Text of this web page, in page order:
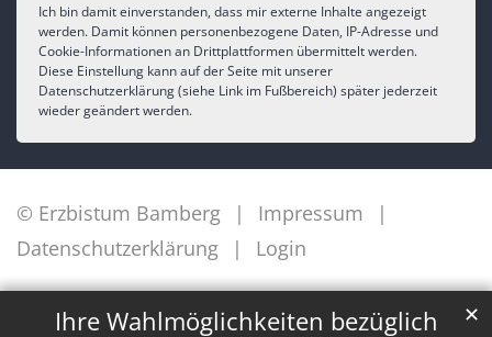
Ihre Wahlmöglichkeiten bezüglich
✕
Ich bin damit einverstanden, dass mir externe Inhalte angezeigt
werden. Damit können personenbezogene Daten, IP-Adresse und
Cookie-Informationen an Drittplattformen übermittelt werden.
Diese Einstellung kann auf der Seite mit unserer
Datenschutzerklärung (siehe Link im Fußbereich) später jederzeit
wieder geändert werden.
© Erzbistum Bamberg
Impressum
Datenschutzerklärung
Login